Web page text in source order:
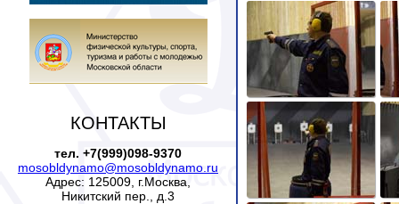
КОНТАКТЫ
тел. +7(999)098-9370
mosobldynamo@mosobldynamo.ru
Адрес: 125009, г.Москва,
Никитский пер., д.3